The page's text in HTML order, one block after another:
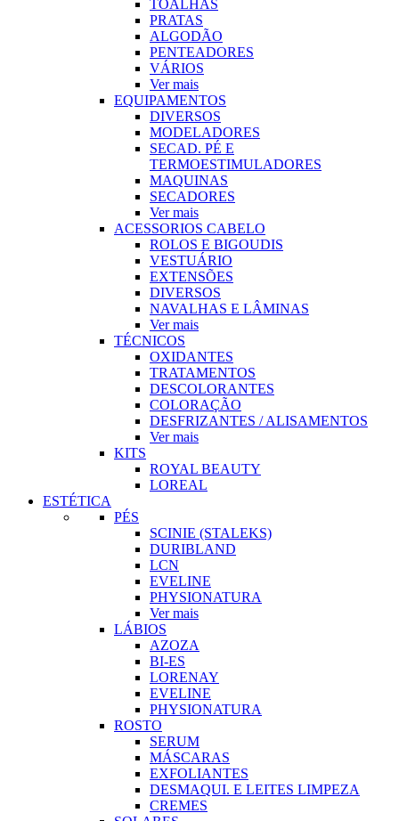
TOALHAS
PRATAS
ALGODÃO
PENTEADORES
VÁRIOS
Ver mais
EQUIPAMENTOS
DIVERSOS
MODELADORES
SECAD. PÉ E
TERMOESTIMULADORES
MAQUINAS
SECADORES
Ver mais
ACESSORIOS CABELO
ROLOS E BIGOUDIS
VESTUÁRIO
EXTENSÕES
DIVERSOS
NAVALHAS E LÂMINAS
Ver mais
TÉCNICOS
OXIDANTES
TRATAMENTOS
DESCOLORANTES
COLORAÇÃO
DESFRIZANTES / ALISAMENTOS
Ver mais
KITS
ROYAL BEAUTY
LOREAL
ESTÉTICA
PÉS
SCINIE (STALEKS)
DURIBLAND
LCN
EVELINE
PHYSIONATURA
Ver mais
LÁBIOS
AZOZA
BI-ES
LORENAY
EVELINE
PHYSIONATURA
ROSTO
SERUM
MÁSCARAS
EXFOLIANTES
DESMAQUI. E LEITES LIMPEZA
CREMES